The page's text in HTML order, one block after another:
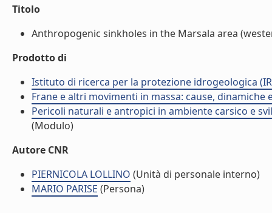
Titolo
Anthropogenic sinkholes in the Marsala area
Prodotto di
Istituto di ricerca per la protezione idrogeologica
Frane e altri movimenti in massa: cause, dinamiche
Pericoli naturali e antropici in ambiente carsico e
(Modulo)
Autore CNR
PIERNICOLA LOLLINO (Unità di personale interno)
MARIO PARISE (Persona)